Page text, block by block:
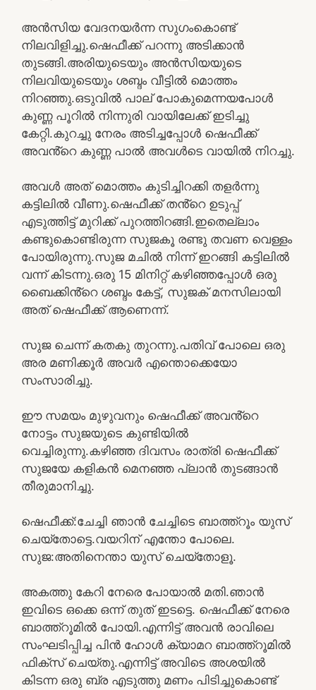
അൻസിയ വേദനയർന്ന സുഗംകൊണ്ട്
നിലവിളിച്ചു.ഷെഫീക്ക് പറന്നു അടിക്കാൻ
തുടങ്ങി.അരിയുടെയും അൻസിയയുടെ
നിലവിയുടെയും ശബ്ദം വീട്ടിൽ മൊത്തം
നിറഞ്ഞു.ഒടുവിൽ പാല് പോകുമെന്നയപോൾ
കുണ്ണ പൂറിൽ നിന്നുരി വായിലേക്ക് ഇടിച്ചു
കേറ്റി.കുറച്ചു നേരം അടിച്ചപ്പോൾ ഷെഫീക്ക്
അവൻ്റെ കുണ്ണ പാൽ അവൾടെ വായിൽ നിറച്ചു.
അവൾ അത് മൊത്തം കുടിച്ചിറക്കി തളർന്നു
കട്ടിലിൽ വീണു.ഷെഫീക്ക് തൻ്റെ ഉടുപ്പ്
എടുത്തിട്ട് മുറിക്ക് പുറത്തിറങ്ങി.ഇതെല്ലാം
കണ്ടുകൊണ്ടിരുന്ന സുജകൂ രണ്ടു തവണ വെള്ളം
പോയിരുന്നു.സുജ മചിൽ നിന്ന് ഇറങ്ങി കട്ടിലിൽ
വന്ന് കിടന്നു.ഒരു 15 മിനിറ്റ് കഴിഞ്ഞപ്പോൾ ഒരു
ബൈക്കിൻ്റെ ശബ്ദം കേട്ട്, സുജക് മനസിലായി
അത് ഷെഫീക്ക് ആണെന്ന്.
സുജ ചെന്ന് കതകു തുറന്നു.പതിവ് പോലെ ഒരു
അര മണിക്കൂർ അവർ എന്തൊക്കെയോ
സംസാരിച്ചു.
ഈ സമയം മുഴുവനും ഷെഫീക്ക് അവൻ്റെ
നോട്ടം സുജയുടെ കുണ്ടിയിൽ
വെച്ചിരുന്നു.കഴിഞ്ഞ ദിവസം രാത്രി ഷെഫീക്ക്
സുജയേ കളികൻ മെനഞ്ഞ പ്ലാൻ തുടങ്ങാൻ
തീരുമാനിച്ചു.
ഷെഫീക്ക്:ചേച്ചി ഞാൻ ചേച്ചിടെ ബാത്ത്റൂം യുസ്
ചെയ്തോട്ടെ.വയറിന് എന്തോ പോലെ.
സുജ:അതിനെന്താ യുസ് ചെയ്തോളൂ.
അകത്തു കേറി നേരെ പോയാൽ മതി.ഞാൻ
ഇവിടെ ഒക്കെ ഒന്ന് തുത് ഇടട്ടെ. ഷെഫീക്ക് നേരെ
ബാത്ത്റൂമിൽ പോയി.എന്നിട്ട് അവൻ രാവിലെ
സംഘടിപ്പിച്ച പിൻ ഹോൾ ക്യാമറ ബാത്ത്റൂമിൽ
ഫിക്സ് ചെയ്തു.എന്നിട്ട് അവിടെ അശയിൽ
കിടന്ന ഒരു ബ്ര എടുത്തു മണം പിടിച്ചുകൊണ്ട്